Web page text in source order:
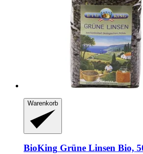
Warenkorb
BioKing Grüne Linsen Bio,